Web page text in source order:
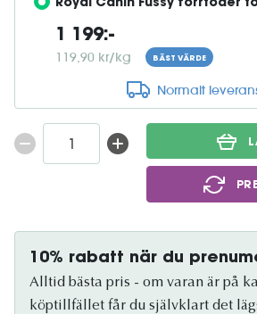
Royal Canin Fussy torrfoder
1 199:-
119,90 kr/kg BÄST VÄRDE
Normalt
10% rabatt när du
Alltid bästa pris - om varan är på
köptillfället får du självklart det